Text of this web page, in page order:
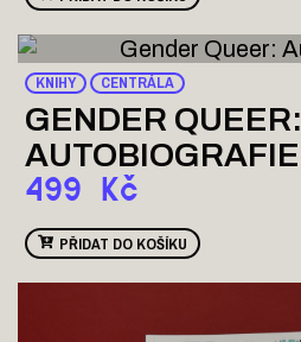
KNIHY CENTRÁLA
GENDER QUEER:
AUTOBIOGRAFIE
499 Kč
PŘIDAT DO KOŠÍKU